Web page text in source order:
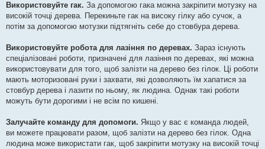
Використовуйте гак. За допомогою гака можна закріпити мотузку на
високій точці дерева. Перекиньте гак на високу гілку або сучок, а
потім за допомогою мотузки підтягніть себе до стовбура дерева.
Використовуйте робота для лазіння по деревах. Зараз існують
спеціалізовані роботи, призначені для лазіння по деревах, які можна
використовувати для того, щоб залізти на дерево без гілок. Ці роботи
мають моторизовані руки і захвати, які дозволяють їм хапатися за
стовбур дерева і лазити по ньому, як людина. Однак такі роботи
можуть бути дорогими і не всім по кишені.
Залучайте команду для допомоги. Якщо у вас є команда людей,
ви можете працювати разом, щоб залізти на дерево без гілок. Одна
людина може використати гак, щоб закріпити мотузку на високій точці